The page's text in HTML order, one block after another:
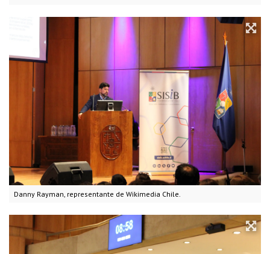
Danny Rayman, representante de Wikimedia Chile.